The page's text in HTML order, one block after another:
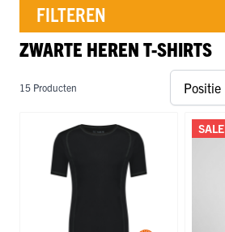
FILTEREN
Doorgaan naar productlijst
ZWARTE HEREN T-SHIRTS
15 Producten
SALE